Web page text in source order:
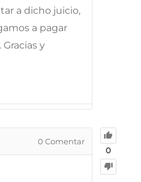
a dicho juicio,
a pagar
y
0
0 Comentar